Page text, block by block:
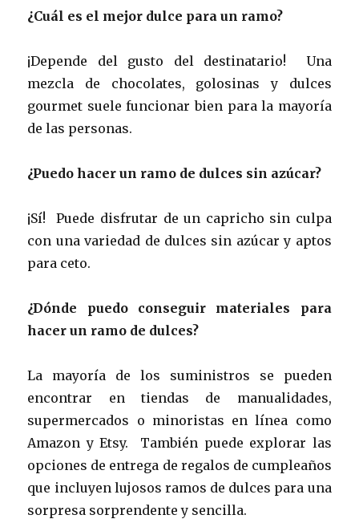
¿Cuál es el mejor dulce para un ramo?
¡Depende del gusto del destinatario! Una
mezcla de chocolates, golosinas y dulces
gourmet suele funcionar bien para la mayoría
de las personas.
¿Puedo hacer un ramo de dulces sin azúcar?
¡Sí! Puede disfrutar de un capricho sin culpa
con una variedad de dulces sin azúcar y aptos
para ceto.
¿Dónde puedo conseguir materiales para
hacer un ramo de dulces?
La mayoría de los suministros se pueden
encontrar en tiendas de manualidades,
supermercados o minoristas en línea como
Amazon y Etsy. También puede explorar las
opciones de entrega de regalos de cumpleaños
que incluyen lujosos ramos de dulces para una
sorpresa sorprendente y sencilla.